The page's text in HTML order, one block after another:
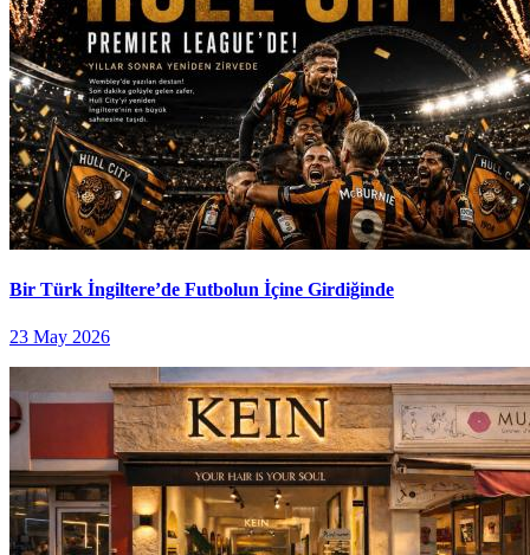
Bir Türk İngiltere’de Futbolun İçine Girdiğinde
23 May 2026